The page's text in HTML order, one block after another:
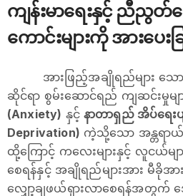
ကျန်းမာရေးနှင့် ညီညွ
ကောင်းများကို အားပေးခ
အားဖြည့်အချိုရည်များ သ
ဆိုင်ရာ စွမ်းဆောင်ရည် ကျဆင်းမှုမျာ
(Anxiety) နှင့်နာတာရှည် အိပ်ရေးပ
Deprivation) ကဲ့သို့သော အန္တရာယ်
ထို့ကြောင့် ကလေးများနှင့် လူငယ်
စေရန်နှင့် အချိုရည်များအား မီခိုအာ
လျှော့ချဖယ်ရှားလာစေရန်အတွက် အ